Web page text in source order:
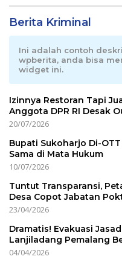
Berita Kriminal
Ini adalah contoh
wpberita, anda bisa
widget ini.
Izinnya Restoran Tapi
Anggota DPR RI Desak
20/07/2026
Bupati Sukoharjo Di-
Sama di Mata Hukum
10/07/2026
Tuntut Transparansi,
Desa Copot Jabatan
23/04/2026
Dramatis! Evakuasi
Lanjiladang Pemalang
04/04/2026